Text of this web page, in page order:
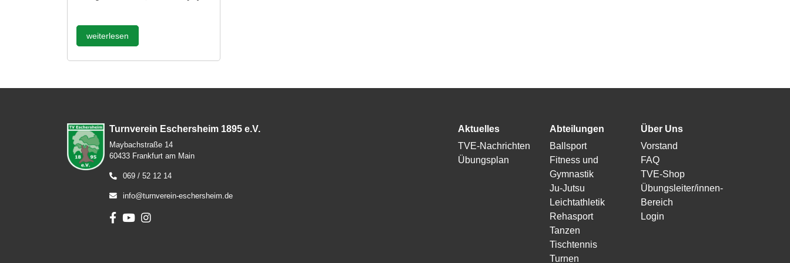
weiterlesen
Turnverein Eschersheim 1895 e.V.
Maybachstraße 14
60433 Frankfurt am Main
069 / 52 12 14
info@turnverein-eschersheim.de
Aktuelles
TVE-Nachrichten
Übungsplan
Abteilungen
Ballsport
Fitness und
Gymnastik
Ju-Jutsu
Leichtathletik
Rehasport
Tanzen
Tischtennis
Turnen
Über Uns
Vorstand
FAQ
TVE-Shop
Übungsleiter/innen-
Bereich
Login